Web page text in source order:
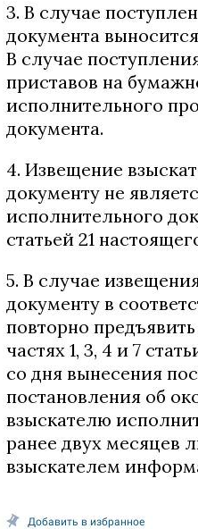
3. В случае
документа
В случае
приставов на
исполнительного
документа.
4. Извещение
документу не
исполнительного
статьей 21
5. В случае
документу в
повторно
частях 1, 3, 4 и 7
со дня вынесения
постановления об
взыскателю
ранее двух месяцев
взыскателем
Добавить в избранное